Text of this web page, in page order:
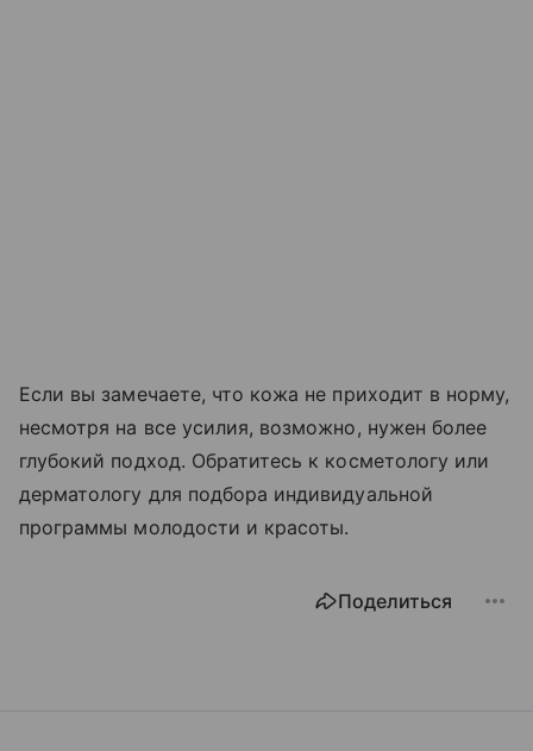
Если вы замечаете, что кожа не приходит в норму,
несмотря на все усилия, возможно, нужен более
глубокий подход. Обратитесь к косметологу или
дерматологу для подбора индивидуальной
программы молодости и красоты.
Поделиться